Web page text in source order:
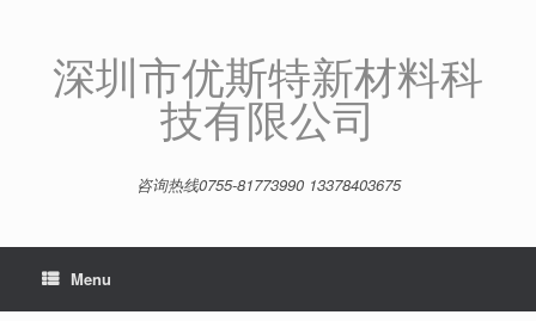
深圳市优斯特新材料科
技有限公司
咨询热线0755-81773990 13378403675
Menu